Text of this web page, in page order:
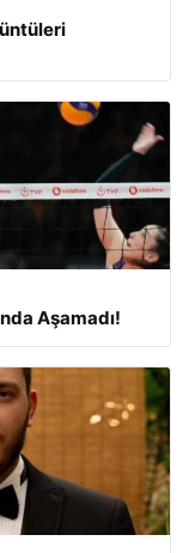
Aşamadı!